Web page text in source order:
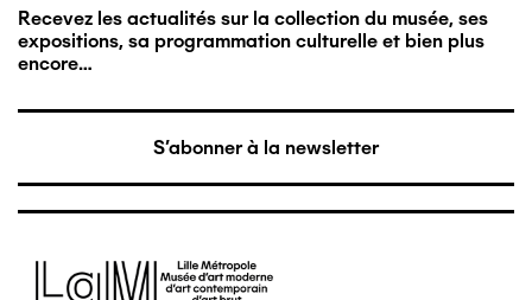
Recevez les actualités sur la collection du musée, ses
expositions, sa programmation culturelle et bien plus
encore…
S'abonner à la newsletter
Image